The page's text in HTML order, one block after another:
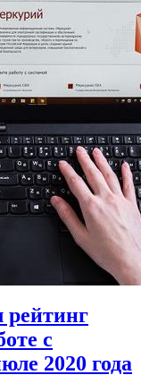
рейтинг
с
2020 года